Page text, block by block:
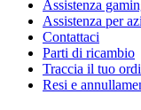
Assistenza
Assistenza per
Contattaci
Parti di ricambio
Traccia il tuo
Resi e